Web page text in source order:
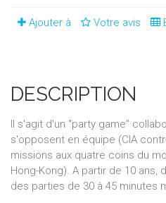
Ajouter à Votre avis
DESCRIPTION
Il s'agit d'un "party game"
s'opposent en équipe (CIA
missions aux quatre coins du
Hong-Kong). A partir de 10 ans,
des parties de 30 à 45 minutes